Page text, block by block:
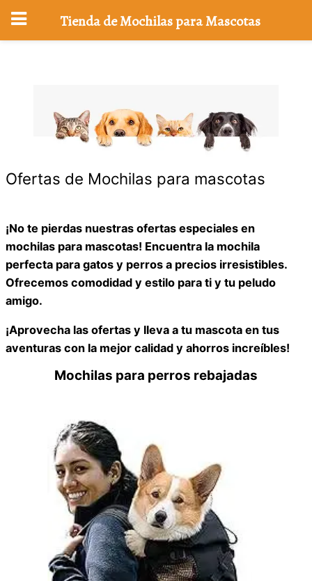
Ofertas de Mochilas para mascotas
¡No te pierdas nuestras ofertas especiales en
mochilas para mascotas! Encuentra la mochila
perfecta para gatos y perros a precios irresistibles.
Ofrecemos comodidad y estilo para ti y tu peludo
amigo.
¡Aprovecha las ofertas y lleva a tu mascota en tus
aventuras con la mejor calidad y ahorros increíbles!
Mochilas para perros rebajadas
Tienda de Mochilas para Mascotas